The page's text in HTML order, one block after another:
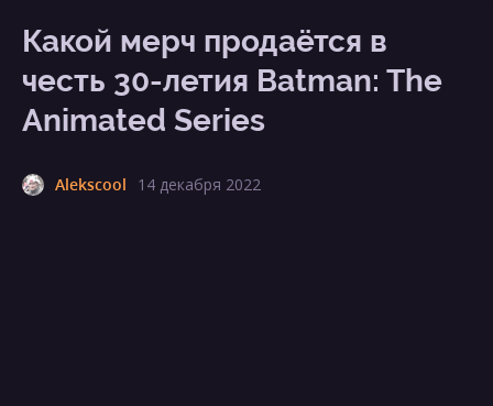
Какой мерч продаётся в
честь 30-летия Batman: The
Animated Series
Alekscool 14 декабря 2022